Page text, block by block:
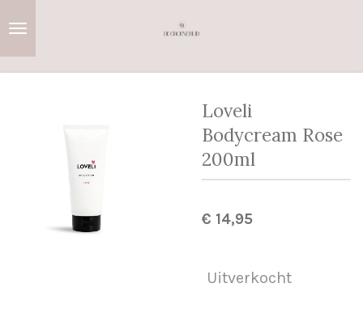
Loveli
Bodycream Rose
200ml
€ 14,95
Uitverkocht